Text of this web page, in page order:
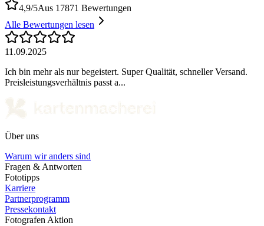
4,9/5Aus 17871 Bewertungen
Alle Bewertungen lesen
11.09.2025
Ich bin mehr als nur begeistert. Super Qualität, schneller Versand.
Preisleistungsverhältnis passt a...
Über uns
Warum wir anders sind
Fragen & Antworten
Fototipps
Karriere
Partnerprogramm
Pressekontakt
Fotografen Aktion